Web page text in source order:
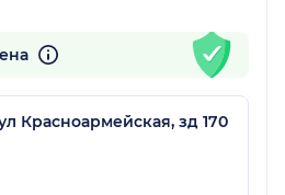
Красноармейская, зд 170